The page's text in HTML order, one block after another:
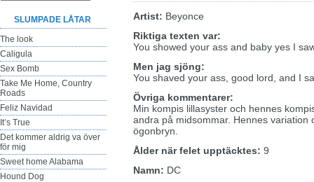
SLUMPADE LÅTAR
The look
Caligula
Sex Bomb
Take Me Home, Country
Roads
Feliz Navidad
It’s True
Det kommer aldrig va över
för mig
Sweet home Alabama
Hound Dog
Artist: Beyonce
Riktiga texten var:
You showed your ass and baby yes I
Men jag sjöng:
You shaved your ass, good lord, and I
Övriga kommentarer:
Min kompis lillasyster och hennes
andra på midsommar. Hennes variation
ögonbryn.
Ålder när felet upptäcktes: 9
Namn: DC